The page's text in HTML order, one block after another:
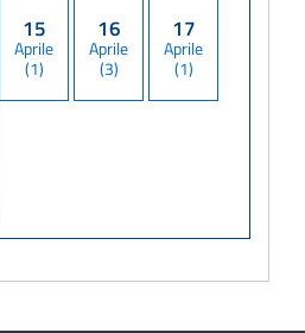
15
Aprile
(1)
16
Aprile
(3)
17
Aprile
(1)